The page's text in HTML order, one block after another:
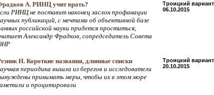
А. РИНЦ учит врать?
РИНЦ не поставит наконец заслон профанации
публикаций, с мечтами об объективной базе
российской науки придется проститься,
Александр Фрадков, сопредседатель Совета
Троицкий вариант
06.10.2015
Н. Короткие названия, длинные списки
периодика вышла из берегов и исследователи
принимать меры, чтобы их в этом море
и процитировали
Троицкий вариант
20.10.2015